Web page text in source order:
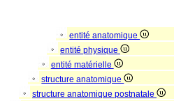
entité anatomique
entité physique
entité matérielle
structure anatomique
structure anatomique postnatale